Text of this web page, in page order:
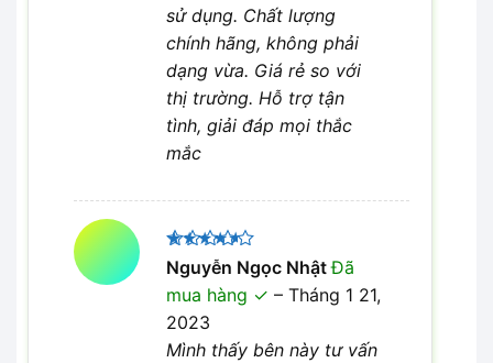
sử dụng. Chất lượng
chính hãng, không phải
dạng vừa. Giá rẻ so với
thị trường. Hỗ trợ tận
tình, giải đáp mọi thắc
mắc
Được
xếp hạng
45 sao
Nguyễn Ngọc NhậtĐã
mua hàng
– Tháng 1 21,
2023
Mình thấy bên này tư vấn